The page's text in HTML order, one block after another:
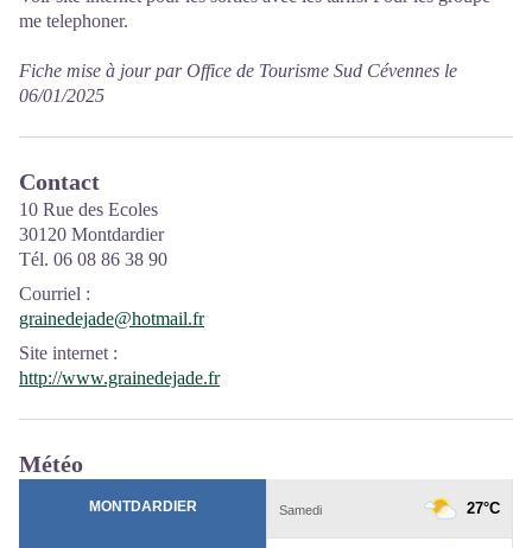
me telephoner.
Fiche mise à jour par Office de Tourisme Sud Cévennes le
06/01/2025
Contact
10 Rue des Ecoles
30120 Montdardier
Tél. 06 08 86 38 90
Courriel :
grainedejade@hotmail.fr
Site internet :
http://www.grainedejade.fr
Météo